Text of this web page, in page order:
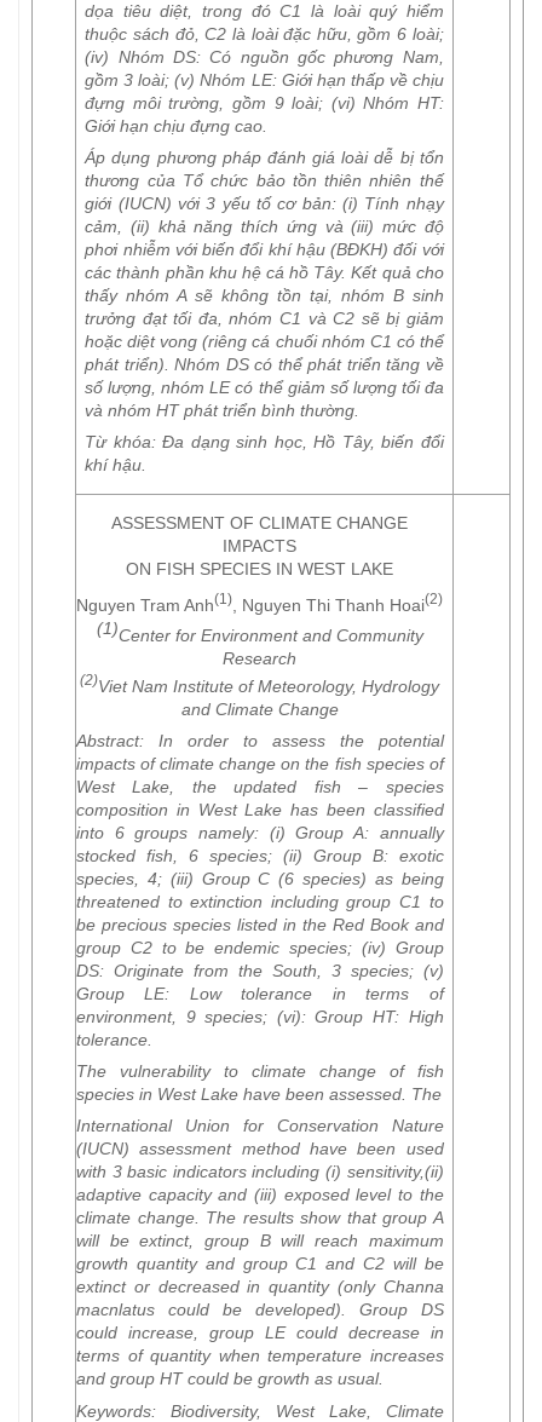
dọa tiêu diệt, trong đó C1 là loài quý hiểm
thuộc sách đỏ, C2 là loài đặc hữu, gồm 6 loài;
(iv) Nhóm DS: Có nguồn gốc phương Nam,
gồm 3 loài; (v) Nhóm LE: Giới hạn thấp về chịu
đựng môi trường, gồm 9 loài; (vi) Nhóm HT:
Giới hạn chịu đựng cao.
Áp dụng phương pháp đánh giá loài dễ bị tổn
thương của Tổ chức bảo tồn thiên nhiên thế
giới (IUCN) với 3 yếu tố cơ bản: (i) Tính nhạy
cảm, (ii) khả năng thích ứng và (iii) mức độ
phơi nhiễm với biến đổi khí hậu (BĐKH) đối với
các thành phần khu hệ cá hồ Tây. Kết quả cho
thấy nhóm A sẽ không tồn tại, nhóm B sinh
trưởng đạt tối đa, nhóm C1 và C2 sẽ bị giảm
hoặc diệt vong (riêng cá chuối nhóm C1 có thể
phát triển). Nhóm DS có thể phát triển tăng về
số lượng, nhóm LE có thể giảm số lượng tối đa
và nhóm HT phát triển bình thường.
Từ khóa: Đa dạng sinh học, Hồ Tây, biến đổi
khí hậu.
ASSESSMENT OF CLIMATE CHANGE
IMPACTS
ON FISH SPECIES IN WEST LAKE
Nguyen Tram Anh(1) , Nguyen Thi Thanh Hoai(2)
(1)Center for Environment and Community
Research
(2)Viet Nam Institute of Meteorology, Hydrology
and Climate Change
Abstract: In order to assess the potential
impacts of climate change on the fish species of
West Lake, the updated fish – species
composition in West Lake has been classified
into 6 groups namely: (i) Group A: annually
stocked fish, 6 species; (ii) Group B: exotic
species, 4; (iii) Group C (6 species) as being
threatened to extinction including group C1 to
be precious species listed in the Red Book and
group C2 to be endemic species; (iv) Group
DS: Originate from the South, 3 species; (v)
Group LE: Low tolerance in terms of
environment, 9 species; (vi): Group HT: High
tolerance.
The vulnerability to climate change of fish
species in West Lake have been assessed. The
International Union for Conservation Nature
(IUCN) assessment method have been used
with 3 basic indicators including (i) sensitivity,(ii)
adaptive capacity and (iii) exposed level to the
climate change. The results show that group A
will be extinct, group B will reach maximum
growth quantity and group C1 and C2 will be
extinct or decreased in quantity (only Channa
macnlatus could be developed). Group DS
could increase, group LE could decrease in
terms of quantity when temperature increases
and group HT could be growth as usual.
Keywords: Biodiversity, West Lake, Climate